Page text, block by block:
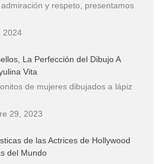
y respeto, presentamos
2024
La Perfección del Dibujo A
Vita
de mujeres dibujados a lápiz
29, 2023
de las Actrices de Hollywood
del Mundo